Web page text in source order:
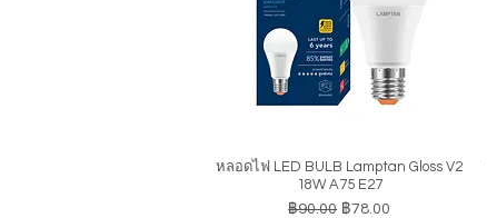
ดูข้อมูลด่วน
หลอดไฟ LED BULB Lamptan Gloss V2
18W A75 E27
ราคาปกติ
฿90.00 ราคาขายลด
฿78.00